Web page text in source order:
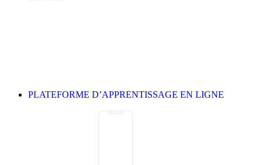
PLATEFORME D’APPRENTISSAGE EN LIGNE